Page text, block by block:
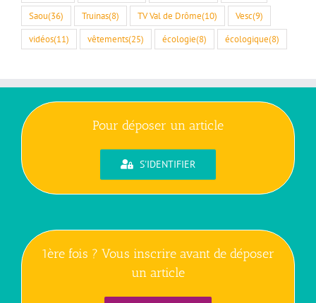
Saou(36) Truinas(8) TV Val de Drôme(10) Vesc(9)
vidéos(11) vêtements(25) écologie(8) écologique(8)
Pour déposer un article
S'IDENTIFIER
1ère fois ? Vous inscrire avant de déposer
un article